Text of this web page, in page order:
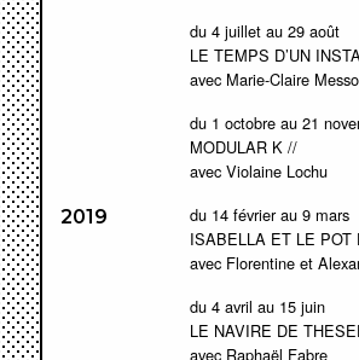
du 4 juillet au 29 août
LE TEMPS D’UN
avec Marie-Claire
du 1 octobre au 21
MODULAR K //
avec Violaine Lochu
2019
du 14 février au 9 mars
ISABELLA ET LE
avec Florentine et
du 4 avril au 15 juin
LE NAVIRE DE
avec Raphaël Fabre